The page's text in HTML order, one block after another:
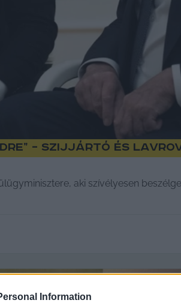
Information
– Szijjártó és
aki szívélyesen